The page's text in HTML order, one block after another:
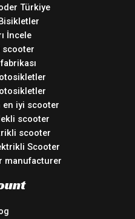
Türkiye
İncele
iyi scooter
scooter
scooter
Scooter
manufacturer